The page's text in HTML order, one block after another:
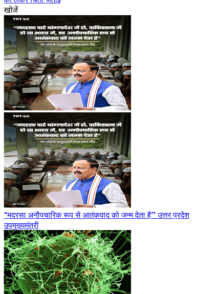
खोजें
“मदरसा अनौपचारिक रूप से आतंकवाद को जन्म देता है” उत्तर प्रदेश
उपमुख्यमंत्री